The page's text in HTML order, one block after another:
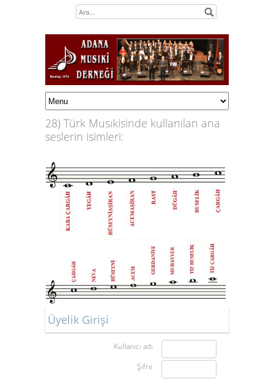
28) Türk Musıkisinde kullanılan ana
seslerin isimleri:
Üyelik Girişi
Kullanıcı adı
Şifre